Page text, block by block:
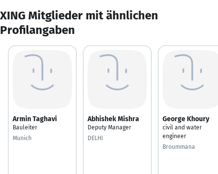
XING Mitglieder mit ähnlichen
Profilangaben
Armin Taghavi
Bauleiter
Munich
Abhishek Mishra
Deputy Manager
DELHI
George Khoury
civil and water
engineer
Broummana